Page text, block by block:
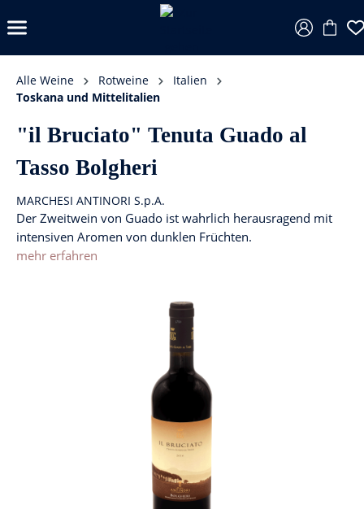
Alle Weine Rotweine
Italien
Toskana und Mittelitalien
"il Bruciato" Tenuta Guado al
Tasso Bolgheri
MARCHESI ANTINORI S.p.A.
Der Zweitwein von Guado ist wahrlich herausragend mit
intensiven Aromen von dunklen Früchten.
mehr erfahren